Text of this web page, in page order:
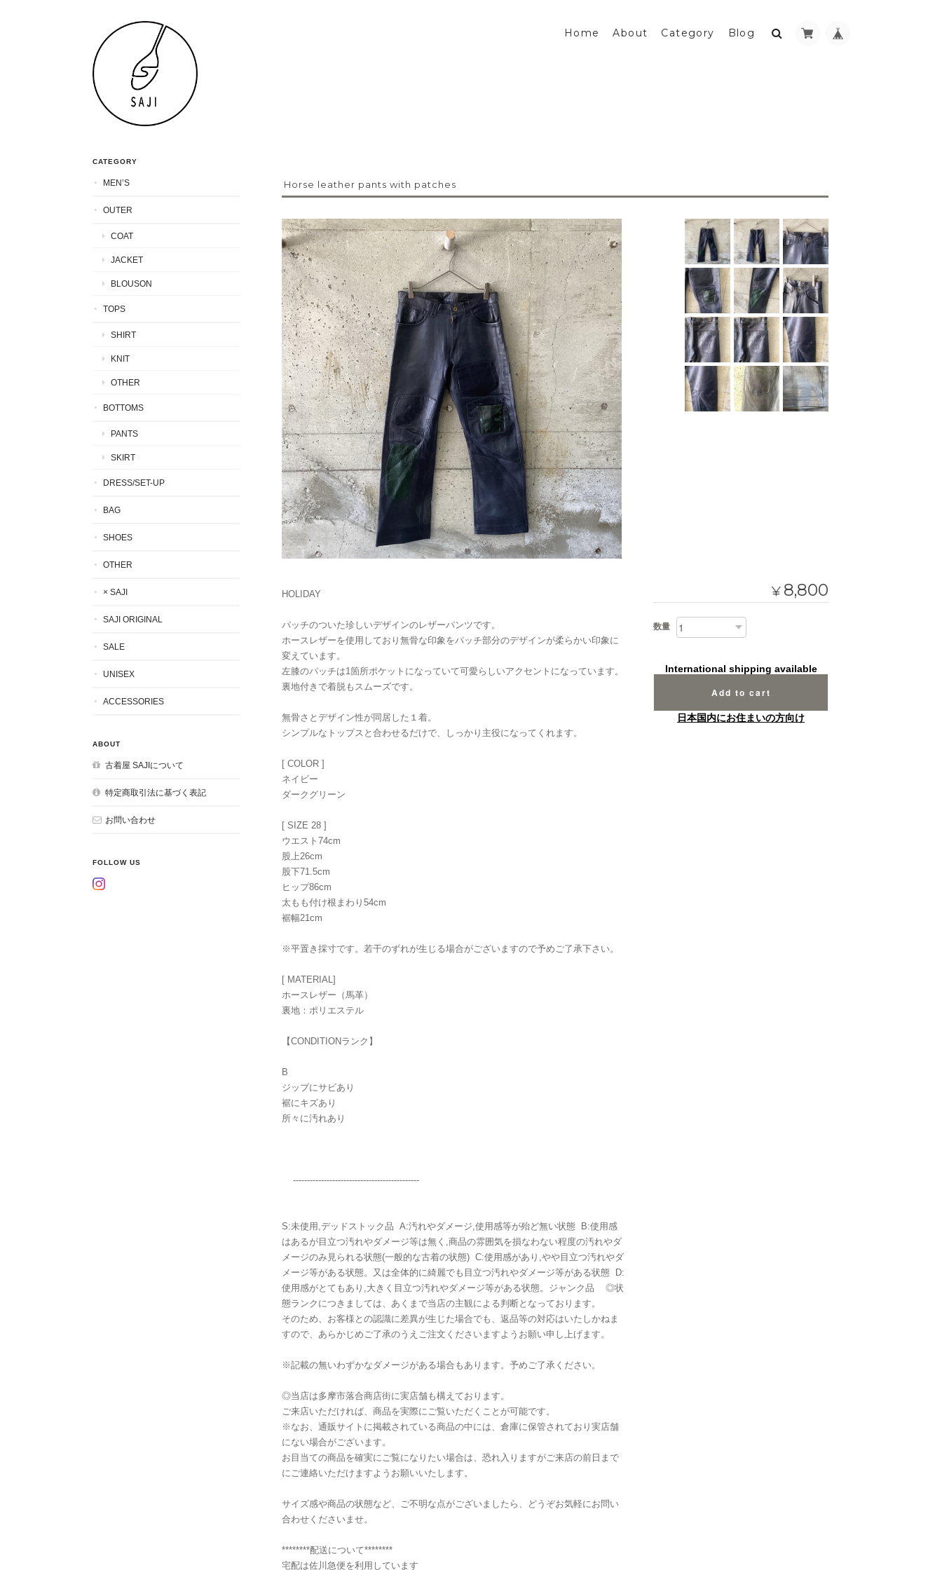
Home About Category Blog
Horse leather pants with patches
HOLIDAY
パッチのついた珍しいデザインのレザーパンツです。
ホースレザーを使用しており無骨な印象をパッチ部分のデザインが柔らかい印象に
変えています。
左膝のパッチは1箇所ポケットになっていて可愛らしいアクセントになっています。
裏地付きで着脱もスムーズです。
無骨さとデザイン性が同居した１着。
シンプルなトップスと合わせるだけで、しっかり主役になってくれます。
[ COLOR ]
ネイビー
ダークグリーン
[ SIZE 28 ]
ウエスト74cm
股上26cm
股下71.5cm
ヒップ86cm
太もも付け根まわり54cm
裾幅21cm
※平置き採寸です。若干のずれが生じる場合がございますので予めご了承下さい。
[ MATERIAL]
ホースレザー（馬革）
裏地：ポリエステル
【CONDITIONランク】
B
ジップにサビあり
裾にキズあり
所々に汚れあり
---------------------------------------------
S:未使用,デッドストック品 A:汚れやダメージ,使用感等が殆ど無い状態 B:使用感
はあるが目立つ汚れやダメージ等は無く,商品の雰囲気を損なわない程度の汚れやダ
メージのみ見られる状態(一般的な古着の状態) C:使用感があり,やや目立つ汚れやダ
メージ等がある状態。又は全体的に綺麗でも目立つ汚れやダメージ等がある状態 D:
使用感がとてもあり,大きく目立つ汚れやダメージ等がある状態。ジャンク品 ◎状
態ランクにつきましては、あくまで当店の主観による判断となっております。
そのため、お客様との認識に差異が生じた場合でも、返品等の対応はいたしかねま
すので、あらかじめご了承のうえご注文くださいますようお願い申し上げます。
※記載の無いわずかなダメージがある場合もあります。予めご了承ください。
◎当店は多摩市落合商店街に実店舗も構えております。
ご来店いただければ、商品を実際にご覧いただくことが可能です。
※なお、通販サイトに掲載されている商品の中には、倉庫に保管されており実店舗
にない場合がございます。
お目当ての商品を確実にご覧になりたい場合は、恐れ入りますがご来店の前日まで
にご連絡いただけますようお願いいたします。
サイズ感や商品の状態など、ご不明な点がございましたら、どうぞお気軽にお問い
合わせくださいませ。
********配送について********
宅配は佐川急便を利用しています
¥ 8,800
数量
International shipping available
Add to cart
日本国内にお住まいの方向け
CATEGORY
MEN’S
OUTER
COAT
JACKET
BLOUSON
TOPS
SHIRT
KNIT
OTHER
BOTTOMS
PANTS
SKIRT
DRESS/SET-UP
BAG
SHOES
OTHER
× SAJI
SAJI ORIGINAL
SALE
UNISEX
ACCESSORIES
ABOUT
古着屋 SAJIについて
特定商取引法に基づく表記
お問い合わせ
FOLLOW US